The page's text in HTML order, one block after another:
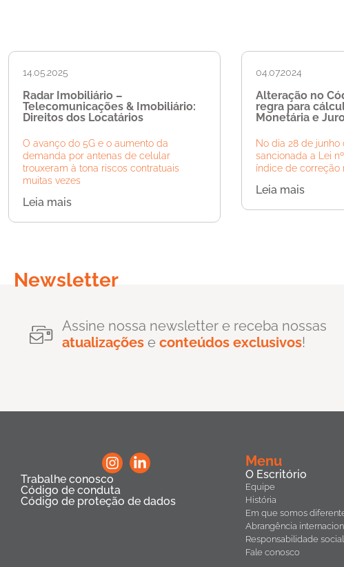
14.05.2025
Radar Imobiliário –
Telecomunicações & Imobiliário:
Direitos dos Locatários
O avanço do 5G e o aumento da
demanda por antenas de celular
trouxeram à tona riscos contratuais
muitas vezes
Leia mais
04.07.2024
Alteração no
regra para
Monetária e
No dia 28 de junho
sancionada a Lei
índice de correção
Leia mais
Newsletter
Assine nossa newsletter e receba nossas
atualizações e conteúdos exclusivos!
Trabalhe conosco
Código de conduta
Código de proteção de dados
Menu
O Escritório
Equipe
História
Em que somos
Abrangência
Responsabilidade social
Fale conosco